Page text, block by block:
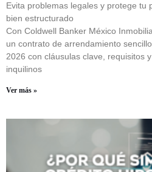
Evita problemas legales y protege tu
bien estructurado
Con Coldwell Banker México
un contrato de arrendamiento
2026 con cláusulas clave, requisitos
inquilinos
Ver más »